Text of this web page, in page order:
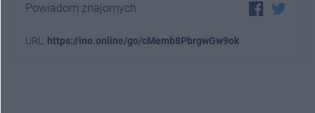
Powiadom znajomych
URL: https://ino.online/go/cMemb8PbrgwGw9ok